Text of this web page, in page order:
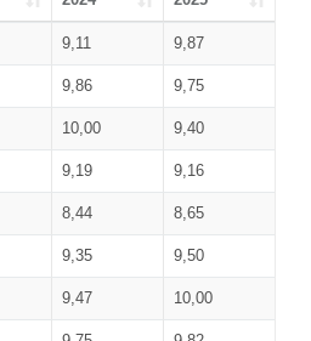
9,11 9,87
9,86 9,75
10,00 9,40
9,19 9,16
8,44 8,65
9,35 9,50
9,47 10,00